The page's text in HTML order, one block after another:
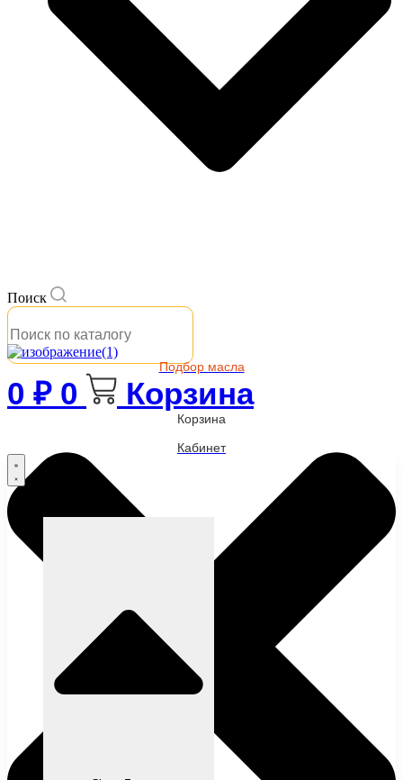
Поиск
Подбор масла
0 ₽ 0 Корзина
Корзина
Кабинет